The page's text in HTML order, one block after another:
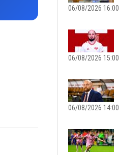
06/08/2026 16:00
06/08/2026 15:00
06/08/2026 14:00